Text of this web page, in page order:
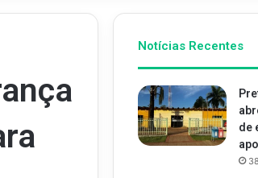
Notícias Recentes
de